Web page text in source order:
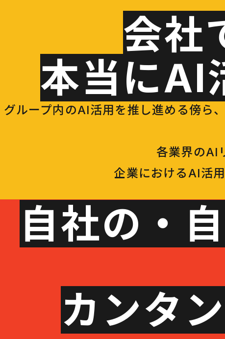
会社
本当にAI
グループ内のAI活用を推し進める傍ら
各業界のAI
企業におけるAI活
自社の・
カンタ